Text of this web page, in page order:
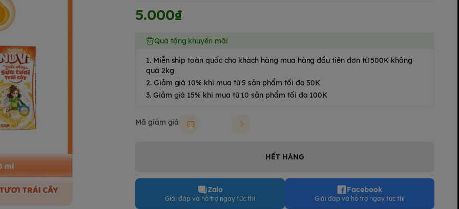
5.000₫
Quà tặng khuyến mãi
1. Miễn ship toàn quốc cho khách hàng mua hàng đầu tiên đơn từ 500K không
quá 2kg
2. Giảm giá 10% khi mua từ 5 sản phẩm tối đa 50K
3. Giảm giá 15% khi mua từ 10 sản phẩm tối đa 100K
Mã giảm giá Moki50k
HẾT HÀNG
Zalo
Giải đáp và hỗ trợ ngay tức thì
Facebook
Giải đáp và hỗ trợ ngay tức thì